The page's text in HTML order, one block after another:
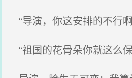
“导演，你这安排的不行
“祖国的花骨朵你就这么